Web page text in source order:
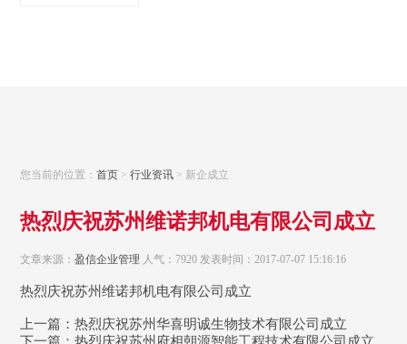
您当前的位置：首页 >行业资讯 > 新企成立
热烈庆祝苏州维诺邦机电有限公司成立
文章来源：盈信企业管理 人气：7920 发表时间：2017-07-07 15:16:16
热烈庆祝苏州维诺邦机电有限公司成立
上一篇：热烈庆祝苏州华喜明诚生物技术有限公司成立